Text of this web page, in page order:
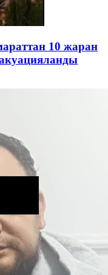
10 жаран